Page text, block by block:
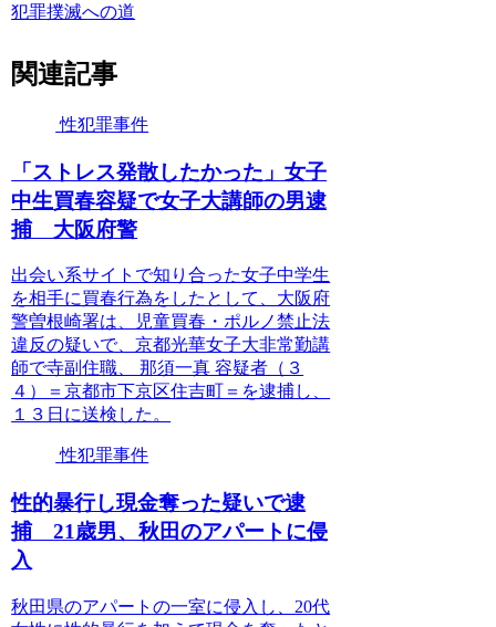
犯罪撲滅への道
関連記事
性犯罪事件
「ストレス発散したかった」女子
中生買春容疑で女子大講師の男逮
捕 大阪府警
出会い系サイトで知り合った女子中学生
を相手に買春行為をしたとして、大阪府
警曽根崎署は、児童買春・ポルノ禁止法
違反の疑いで、京都光華女子大非常勤講
師で寺副住職、 那須一真 容疑者（３
４）＝京都市下京区住吉町＝を逮捕し、
１３日に送検した。
性犯罪事件
性的暴行し現金奪った疑いで逮
捕 21歳男、秋田のアパートに侵
入
秋田県のアパートの一室に侵入し、20代